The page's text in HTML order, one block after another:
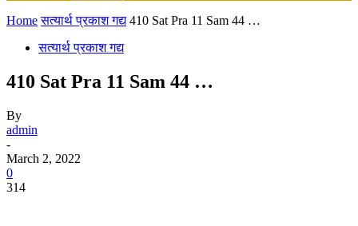
Home सत्यार्थ प्रकाश गद्य 410 Sat Pra 11 Sam 44 …
सत्यार्थ प्रकाश गद्य
410 Sat Pra 11 Sam 44 …
By
admin
-
March 2, 2022
0
314